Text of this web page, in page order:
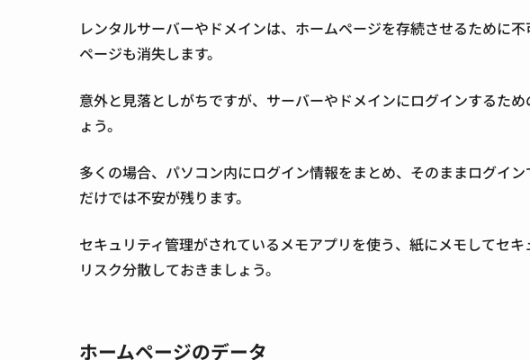
レンタルサーバーやドメインは、ホームページを存続させるために
ページも消失します。
意外と見落としがちですが、サーバーやドメインにログインするた
ょう。
多くの場合、パソコン内にログイン情報をまとめ、そのままログイ
だけでは不安が残ります。
セキュリティ管理がされているメモアプリを使う、紙にメモしてセキ
リスク分散しておきましょう。
ホームページのデータ